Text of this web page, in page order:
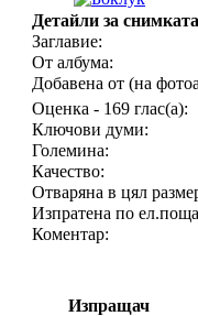
Детайли за снимката
Заглавие:
От албума:
Добавена от (на
Оценка - 169 глас(а):
Ключови думи:
Големина:
Качество:
Отваряна в цял
Изпратена по
Коментар:
Изпращач